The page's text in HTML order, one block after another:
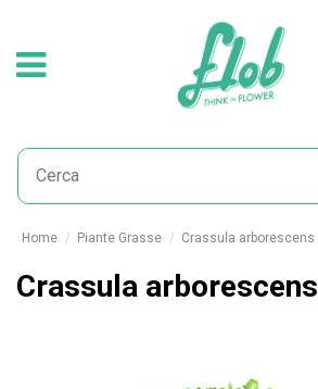
Home Piante Grasse Crassula arborescens
Crassula arborescens